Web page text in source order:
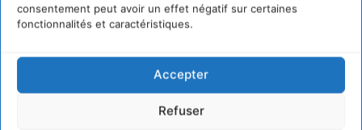
consentement peut avoir un effet négatif sur certaines
fonctionnalités et caractéristiques.
Accepter
Refuser